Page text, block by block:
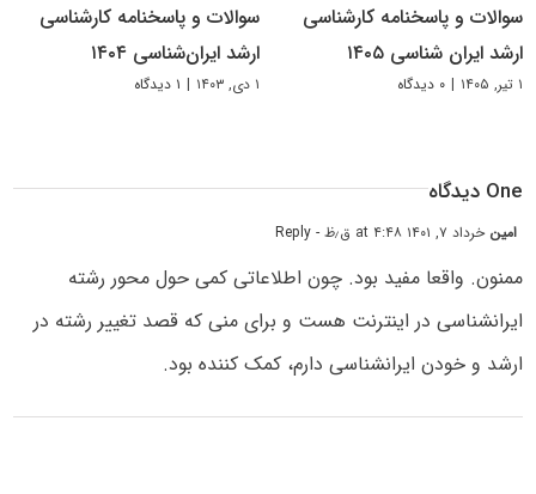
سوالات و پاسخنامه کارشناسی
ارشد ایران شناسی ۱۴۰۵
۱ تیر, ۱۴۰۵ | ۰ دیدگاه
سوالات و پاسخنامه کارشناسی
ارشد ایران‌شناسی ۱۴۰۴
۱ دی, ۱۴۰۳ | ۱ دیدگاه
One دیدگاه
امین خرداد ۷, ۱۴۰۱ at ۴:۴۸ ق٫ظ - Reply
ممنون. واقعا مفید بود. چون اطلاعاتی کمی حول محور رشته
ایرانشناسی در اینترنت هست و برای منی که قصد تغییر رشته در
ارشد و خودن ایرانشناسی دارم، کمک کننده بود.